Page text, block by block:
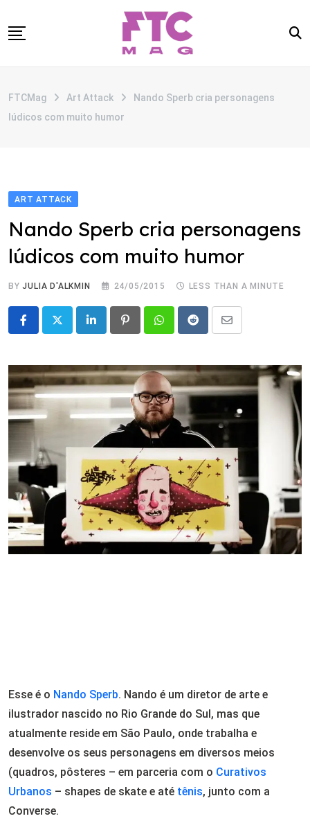
to
CATEGORIAS
FTCMag Art Attack
Nando Sperb cria personagens
lúdicos com muito humor
ART ATTACK
Nando Sperb cria personagens
lúdicos com muito humor
BYJULIA D'ALKMIN 24/05/2015 LESS THAN A MINUTE
LinkedIn PinterestWhatsappRedditShare
Email
Esse é o Nando Sperb. Nando é um diretor de arte e
ilustrador nascido no Rio Grande do Sul, mas que
atualmente reside em São Paulo, onde trabalha e
desenvolve os seus personagens em diversos meios
(quadros, pôsteres – em parceria com o Curativos
Urbanos – shapes de skate e até tênis, junto com a
Converse.